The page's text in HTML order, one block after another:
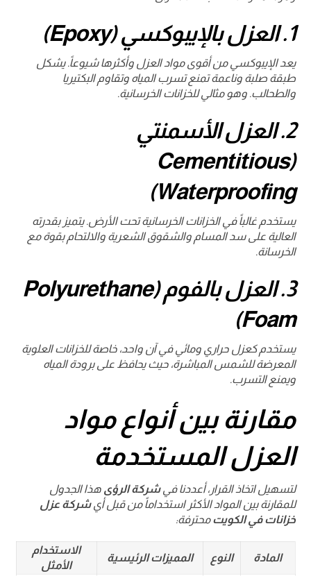
1. العزل بالإيبوكسي (Epoxy)
يعد الإيبوكسي من أقوى مواد العزل وأكثرها شيوعاً. يشكل
طبقة صلبة وناعمة تمنع تسرب المياه وتقاوم البكتيريا
والطحالب. وهو مثالي للخزانات الخرسانية.
2. العزل الأسمنتي
(Cementitious
Waterproofing)
يستخدم غالباً في الخزانات الخرسانية تحت الأرض. يتميز بقدرته
العالية على سد المسام والشقوق الشعرية والالتحام بقوة مع
الخرسانة.
3. العزل بالفوم (Polyurethane
Foam)
يستخدم كعزل حراري ومائي في آن واحد، خاصة للخزانات العلوية
المعرضة للشمس المباشرة، حيث يحافظ على برودة المياه
ويمنع التسرب.
مقارنة بين أنواع مواد
العزل المستخدمة
لتسهيل اتخاذ القرار، أعددنا فيشركة الرؤى هذا الجدول
للمقارنة بين المواد الأكثر استخداماً من قبل أيشركة عزل
خزانات في الكويتمحترفة:
المادة النوع المميزات الرئيسية
الاستخدام
الأمثل